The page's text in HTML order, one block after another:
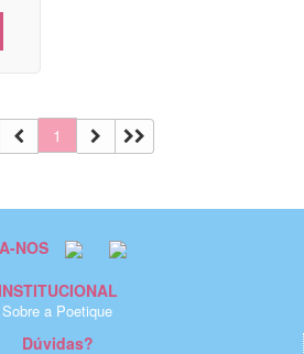
1
NOS
INSTITUCIONAL
Sobre a Poetique
Dúvidas?